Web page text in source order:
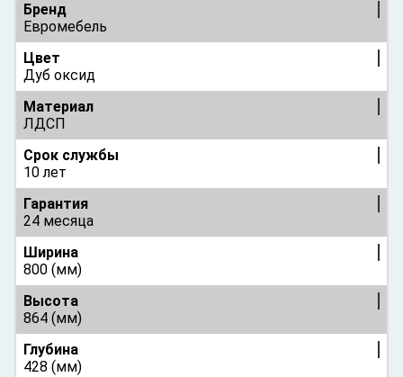
Бренд
Евромебель
Цвет
Дуб оксид
Материал
ЛДСП
Срок службы
10 лет
Гарантия
24 месяца
Ширина
800 (мм)
Высота
864 (мм)
Глубина
428 (мм)